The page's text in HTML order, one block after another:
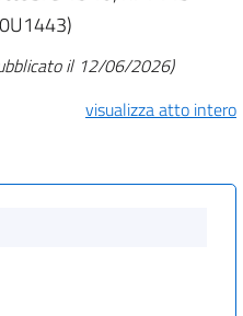
il 12/06/2026)
visualizza atto intero